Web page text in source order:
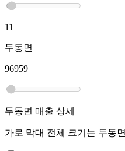
11
두동면
96959
두동면 매출 상세
가로 막대 전체 크기는 두동면